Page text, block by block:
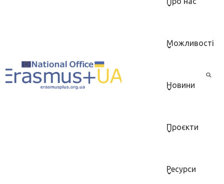
Можливості
Новини
Проєкти
Ресурси